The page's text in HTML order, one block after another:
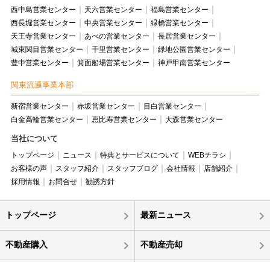
西中島営業センター 天六営業センター
福島営業センター
西長堀営業センター
中央営業センター
緑橋営業センター
天王寺営業センター
あべの営業センター
長居営業センター
城東関目営業センター
千里営業センター
緑地公園営業センター
豊中営業センター
箕面船場営業センター 神戸甲南営業センター
関東流通事業本部
新宿営業センター 赤坂営業センター
目白営業センター
白金高輪営業センター
恵比寿営業センター 大森営業センター
当社について
トップページ ニュース 特典とサービスについて
WEBチラシ
お客様の声
スタッフ紹介 スタッフブログ 会社情報
店舗紹介
採用情報
お問合せ 勧誘方針
トップページ 最新ニュース
不動産購入 不動産売却